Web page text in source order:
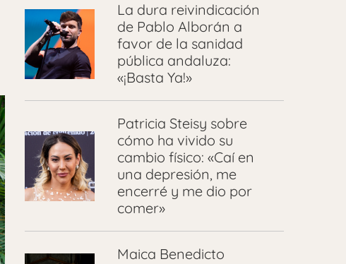
La dura reivindicación
de Pablo Alborán a
favor de la sanidad
pública andaluza:
«¡Basta Ya!»
Patricia Steisy sobre
cómo ha vivido su
cambio físico: «Caí en
una depresión, me
encerré y me dio por
comer»
Maica Benedicto